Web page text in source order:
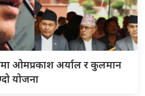
ओमप्रकाश अर्याल र कुलमान
योजना